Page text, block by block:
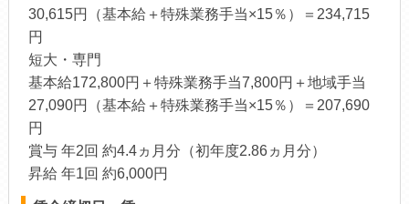
30,615円（基本給＋特殊業務手当×15％）＝234,715
円
短大・専門
基本給172,800円＋特殊業務手当7,800円＋地域手当
27,090円（基本給＋特殊業務手当×15％）＝207,690
円
賞与 年2回 約4.4ヵ月分（初年度2.86ヵ月分）
昇給 年1回 約6,000円